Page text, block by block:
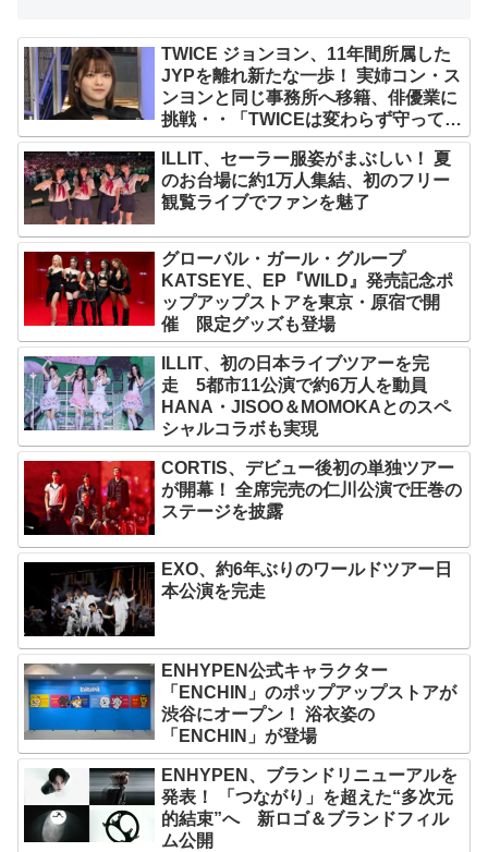
TWICE ジョンヨン、11年間所属した
JYPを離れ新たな一歩！ 実姉コン・ス
ンヨンと同じ事務所へ移籍、俳優業に
挑戦・・「TWICEは変わらず守ってい
く」グループ活動は継続へ
ILLIT、セーラー服姿がまぶしい！ 夏
のお台場に約1万人集結、初のフリー
観覧ライブでファンを魅了
グローバル・ガール・グループ
KATSEYE、EP『WILD』発売記念ポ
ップアップストアを東京・原宿で開
催 限定グッズも登場
ILLIT、初の日本ライブツアーを完
走 5都市11公演で約6万人を動員
HANA・JISOO＆MOMOKAとのスペ
シャルコラボも実現
CORTIS、デビュー後初の単独ツアー
が開幕！ 全席完売の仁川公演で圧巻の
ステージを披露
EXO、約6年ぶりのワールドツアー日
本公演を完走
ENHYPEN公式キャラクター
「ENCHIN」のポップアップストアが
渋谷にオープン！ 浴衣姿の
「ENCHIN」が登場
ENHYPEN、ブランドリニューアルを
発表！ 「つながり」を超えた“多次元
的結束”へ 新ロゴ＆ブランドフィル
ム公開